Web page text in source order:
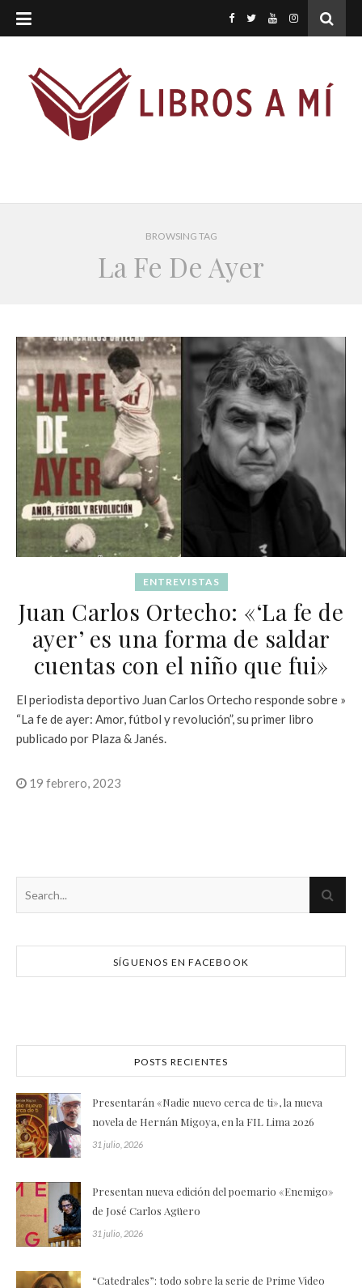
BROWSING TAG
La Fe De Ayer
ENTREVISTAS
Juan Carlos Ortecho: «‘La fe de
ayer’ es una forma de saldar
cuentas con el niño que fui»
El periodista deportivo Juan Carlos Ortecho responde sobre »
“La fe de ayer: Amor, fútbol y revolución”, su primer libro
publicado por Plaza & Janés.
19 febrero, 2023
SÍGUENOS EN FACEBOOK
POSTS RECIENTES
Presentarán «Nadie nuevo cerca de ti», la nueva
novela de Hernán Migoya, en la FIL Lima 2026
31 julio, 2026
Presentan nueva edición del poemario «Enemigo»
de José Carlos Agüero
31 julio, 2026
“Catedrales”: todo sobre la serie de Prime Video